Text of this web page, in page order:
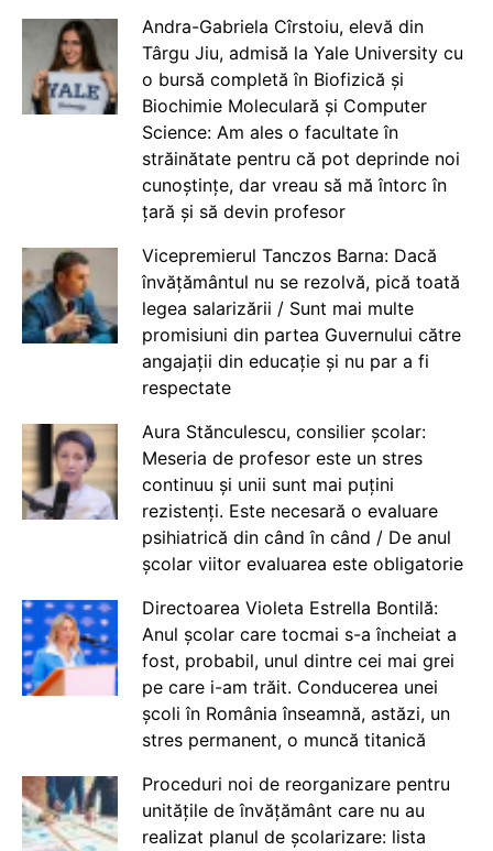
Andra-Gabriela Cîrstoiu, elevă din
Târgu Jiu, admisă la Yale University cu
o bursă completă în Biofizică și
Biochimie Moleculară și Computer
Science: Am ales o facultate în
străinătate pentru că pot deprinde noi
cunoștințe, dar vreau să mă întorc în
țară și să devin profesor
Vicepremierul Tanczos Barna: Dacă
învățământul nu se rezolvă, pică toată
legea salarizării / Sunt mai multe
promisiuni din partea Guvernului către
angajații din educație și nu par a fi
respectate
Aura Stănculescu, consilier școlar:
Meseria de profesor este un stres
continuu și unii sunt mai puțini
rezistenți. Este necesară o evaluare
psihiatrică din când în când / De anul
școlar viitor evaluarea este obligatorie
Directoarea Violeta Estrella Bontilă:
Anul școlar care tocmai s-a încheiat a
fost, probabil, unul dintre cei mai grei
pe care i-am trăit. Conducerea unei
școli în România înseamnă, astăzi, un
stres permanent, o muncă titanică
Proceduri noi de reorganizare pentru
unitățile de învățământ care nu au
realizat planul de școlarizare: lista